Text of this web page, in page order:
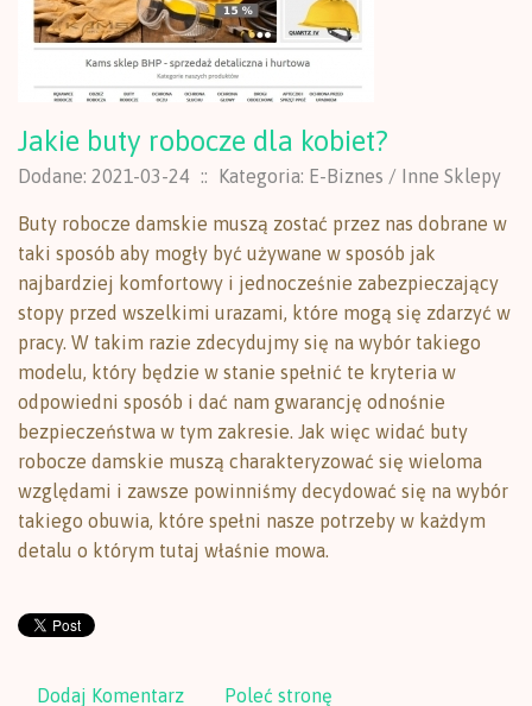
Jakie buty robocze dla kobiet?
Dodane: 2021-03-24 :: Kategoria: E-Biznes / Inne Sklepy
Buty robocze damskie muszą zostać przez nas dobrane w
taki sposób aby mogły być używane w sposób jak
najbardziej komfortowy i jednocześnie zabezpieczający
stopy przed wszelkimi urazami, które mogą się zdarzyć w
pracy. W takim razie zdecydujmy się na wybór takiego
modelu, który będzie w stanie spełnić te kryteria w
odpowiedni sposób i dać nam gwarancję odnośnie
bezpieczeństwa w tym zakresie. Jak więc widać buty
robocze damskie muszą charakteryzować się wieloma
względami i zawsze powinniśmy decydować się na wybór
takiego obuwia, które spełni nasze potrzeby w każdym
detalu o którym tutaj właśnie mowa.
Dodaj Komentarz Poleć stronę